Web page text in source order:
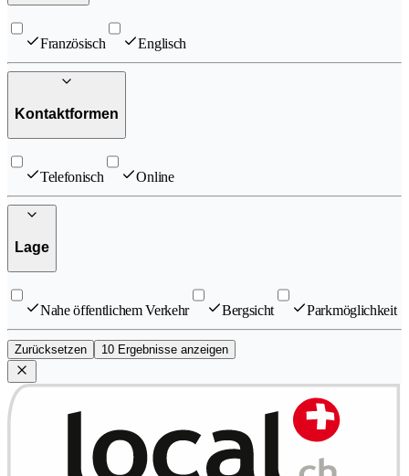
Französisch Englisch
Kontaktformen
Telefonisch Online
Lage
Nahe öffentlichem Verkehr Bergsicht Parkmöglichkeit
Zurücksetzen 10 Ergebnisse anzeigen